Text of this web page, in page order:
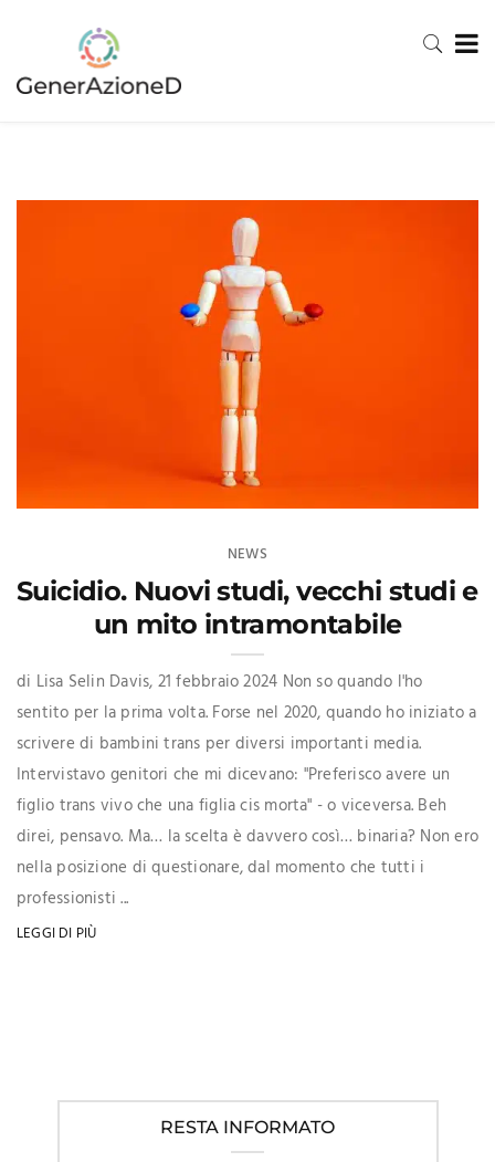
NEWS
Suicidio. Nuovi studi, vecchi studi e
un mito intramontabile
di Lisa Selin Davis, 21 febbraio 2024 Non so quando l'ho
sentito per la prima volta. Forse nel 2020, quando ho iniziato a
scrivere di bambini trans per diversi importanti media.
Intervistavo genitori che mi dicevano: "Preferisco avere un
figlio trans vivo che una figlia cis morta" - o viceversa. Beh
direi, pensavo. Ma… la scelta è davvero così… binaria? Non ero
nella posizione di questionare, dal momento che tutti i
professionisti ...
LEGGI DI PIÙ
RESTA INFORMATO